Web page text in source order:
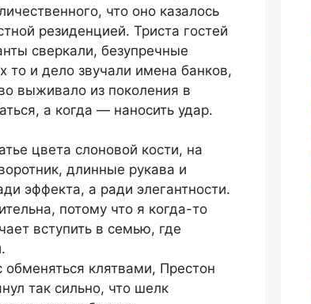
что оно казалось
резиденцией. Триста гостей
сверкали, безупречные
то и дело звучали имена банков,
выживало из поколения в
а когда — наносить удар.
цвета слоновой кости, на
длинные рукава и
эффекта, а ради элегантности.
потому что я когда-то
вступить в семью, где
клятвами, Престон
так сильно, что шелк